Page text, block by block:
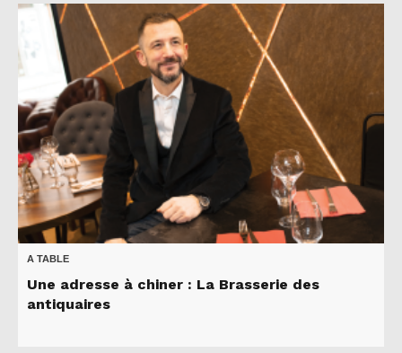
A TABLE
Une adresse à chiner : La Brasserie des
antiquaires